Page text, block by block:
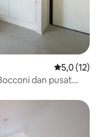
Nilai rata-
5,0 (12)
dan pusat